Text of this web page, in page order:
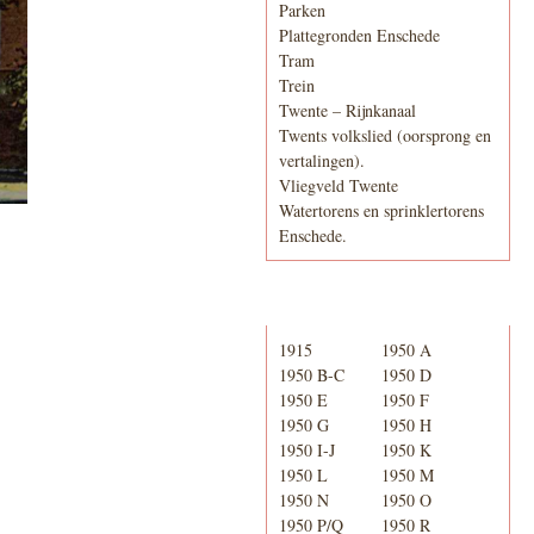
Parken
Plattegronden Enschede
Tram
Trein
Twente – Rijnkanaal
Twents volkslied (oorsprong en
vertalingen).
Vliegveld Twente
Watertorens en sprinklertorens
Enschede.
1915
1950 A
1950 B-C
1950 D
1950 E
1950 F
1950 G
1950 H
1950 I-J
1950 K
1950 L
1950 M
1950 N
1950 O
1950 P/Q
1950 R